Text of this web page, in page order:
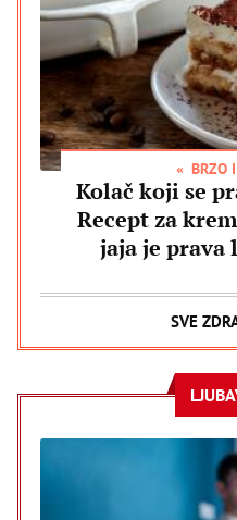
BRZO
Kolač koji se
Recept za
jaja je prava
SVE